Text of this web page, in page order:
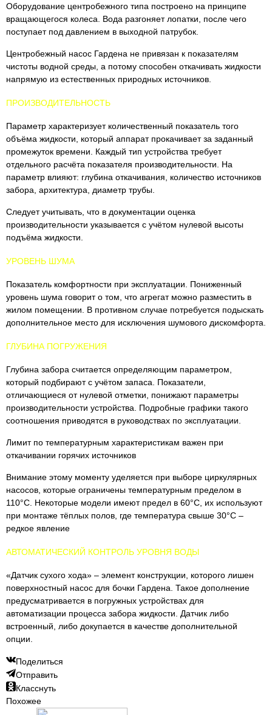
Оборудование центробежного типа построено на принципе
вращающегося колеса. Вода разгоняет лопатки, после чего
поступает под давлением в выходной патрубок.
Центробежный насос Гардена не привязан к показателям
чистоты водной среды, а потому способен откачивать жидкости
напрямую из естественных природных источников.
ПРОИЗВОДИТЕЛЬНОСТЬ
Параметр характеризует количественный показатель того
объёма жидкости, который аппарат прокачивает за заданный
промежуток времени. Каждый тип устройства требует
отдельного расчёта показателя производительности. На
параметр влияют: глубина откачивания, количество источников
забора, архитектура, диаметр трубы.
Следует учитывать, что в документации оценка
производительности указывается с учётом нулевой высоты
подъёма жидкости.
УРОВЕНЬ ШУМА
Показатель комфортности при эксплуатации. Пониженный
уровень шума говорит о том, что агрегат можно разместить в
жилом помещении. В противном случае потребуется подыскать
дополнительное место для исключения шумового дискомфорта.
ГЛУБИНА ПОГРУЖЕНИЯ
Глубина забора считается определяющим параметром,
который подбирают с учётом запаса. Показатели,
отличающиеся от нулевой отметки, понижают параметры
производительности устройства. Подробные графики такого
соотношения приводятся в руководствах по эксплуатации.
Лимит по температурным характеристикам важен при
откачивании горячих источников
Внимание этому моменту уделяется при выборе циркулярных
насосов, которые ограничены температурным пределом в
110°С. Некоторые модели имеют предел в 60°С, их используют
при монтаже тёплых полов, где температура свыше 30°С –
редкое явление
АВТОМАТИЧЕСКИЙ КОНТРОЛЬ УРОВНЯ ВОДЫ
«Датчик сухого хода» – элемент конструкции, которого лишен
поверхностный насос для бочки Гардена. Такое дополнение
предусматривается в погружных устройствах для
автоматизации процесса забора жидкости. Датчик либо
встроенный, либо докупается в качестве дополнительной
опции.
Поделиться
Отправить
Класснуть
Похожее